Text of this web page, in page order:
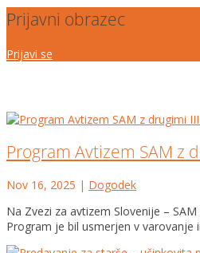
Prijavni obrazec
Prijavi se
Program Avtizem SAM z
Nov 16, 2025 | Dogodek
Na Zvezi za avtizem Slovenije –
Program je bil usmerjen v varovanje